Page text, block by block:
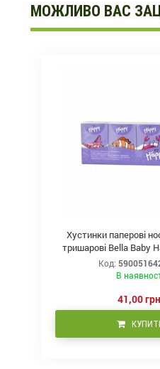
МОЖЛИВО ВАС
Хустинки паперові
тришарові Bella Baby
Код:
В
41,00